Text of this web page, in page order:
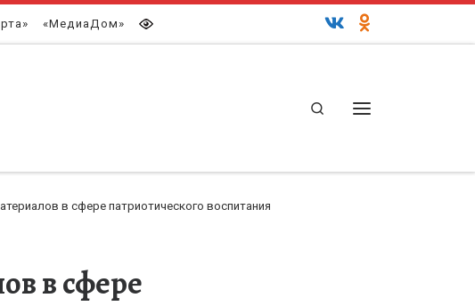
«МедиаДом»
Search
в сфере патриотического воспитания
в сфере